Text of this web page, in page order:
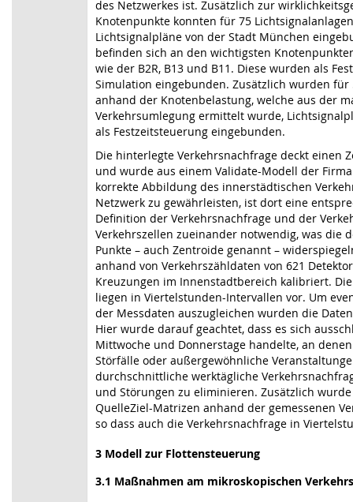
des Netzwerkes ist. Zusätzlich zur
Knotenpunkte konnten für 75
Lichtsignalpläne von der Stadt München
befinden sich an den wichtigsten
wie der B2R, B13 und B11. Diese wurden als
Simulation eingebunden. Zusätzlich wurden
anhand der Knotenbelastung, welche aus der
Verkehrsumlegung ermittelt wurde,
als Festzeitsteuerung eingebunden.
Die hinterlegte Verkehrsnachfrage deckt einen
und wurde aus einem Validate-Modell der
korrekte Abbildung des innerstädtischen
Netzwerk zu gewährleisten, ist dort eine
Definition der Verkehrsnachfrage und der
Verkehrszellen zueinander notwendig, was die
Punkte – auch Zentroide genannt –
anhand von Verkehrszähldaten von 621
Kreuzungen im Innenstadtbereich kalibriert.
liegen in Viertelstunden-Intervallen vor. Um
der Messdaten auszugleichen wurden die
Hier wurde darauf geachtet, dass es sich
Mittwoche und Donnerstage handelte, an
Störfälle oder außergewöhnliche
durchschnittliche werktägliche
und Störungen zu eliminieren. Zusätzlich
QuelleZiel-Matrizen anhand der gemessenen
so dass auch die Verkehrsnachfrage in
3 Modell zur Flottensteuerung
3.1 Maßnahmen am mikroskopischen